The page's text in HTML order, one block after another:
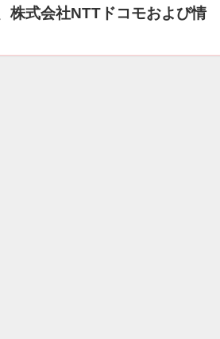
株式会社NTTドコモおよび情